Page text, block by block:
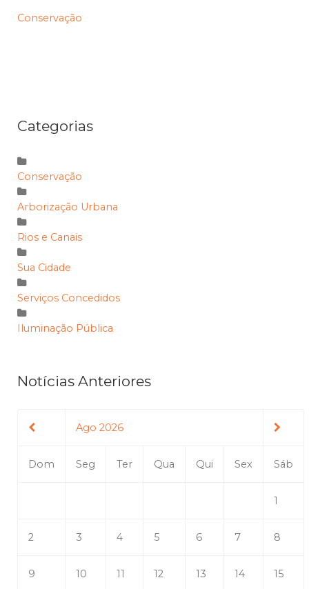
Conservação
Categorias
Conservação
Arborização Urbana
Rios e Canais
Sua Cidade
Serviços Concedidos
Iluminação Pública
Notícias Anteriores
Ago 2026
Dom Seg Ter Qua Qui Sex Sáb
1
2 3 4 5 6 7 8
9 10 11 12 13 14 15